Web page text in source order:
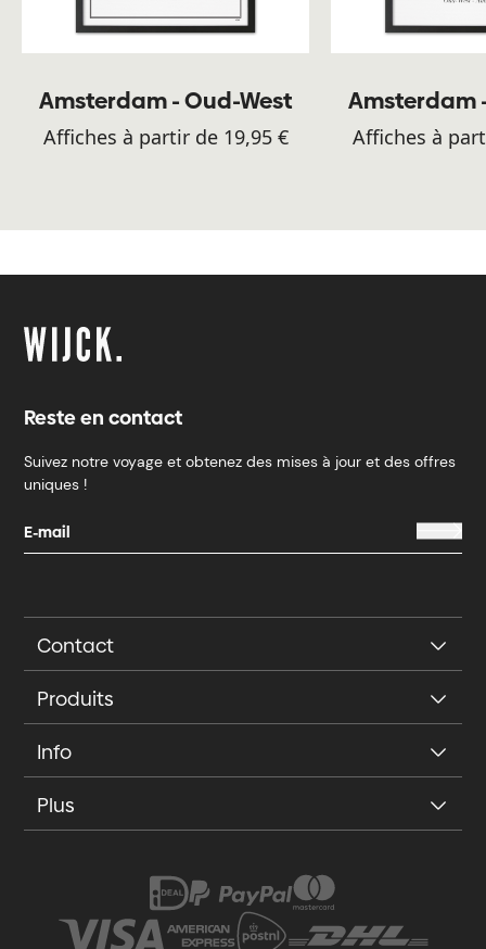
Amsterdam - Oud-West
Affiches à partir de 19,95 €
Amsterdam
Affiches à
Reste en contact
Suivez notre voyage et obtenez des mises à jour et des offres
uniques !
Contact
Produits
Info
Plus